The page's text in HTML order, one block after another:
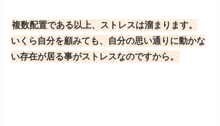
複数配置である以上、ストレスは溜まります。
いくら自分を顧みても、自分の思い通りに動かな
い存在が居る事がストレスなのですから。